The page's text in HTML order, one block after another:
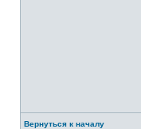
Вернуться к началу